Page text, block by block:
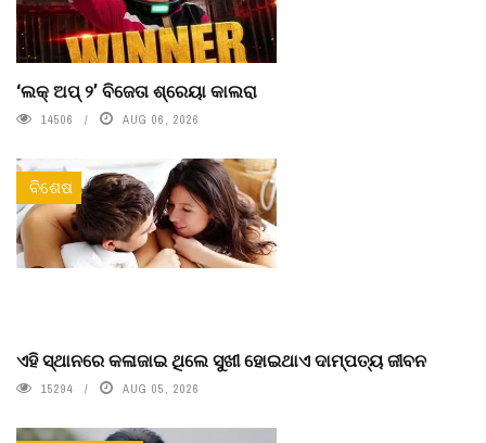
‘ଲକ୍ ଅପ୍ ୨’ ବିଜେତା ଶ୍ରେୟା କାଲରା
14506 AUG 06, 2026
ବିଶେଷ
ଏହି ସ୍ଥାନରେ କଳାଜାଇ ଥିଲେ ସୁଖୀ ହୋଇଥାଏ ଦାମ୍ପତ୍ୟ ଜୀବନ
15294 AUG 05, 2026